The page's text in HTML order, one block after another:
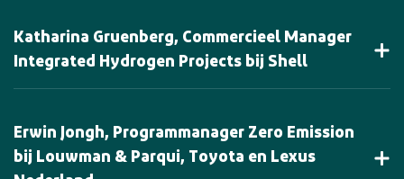
Katharina Gruenberg, Commercieel Manager
Integrated Hydrogen Projects bij Shell
Erwin Jongh, Programmanager Zero Emission
bij Louwman & Parqui, Toyota en Lexus